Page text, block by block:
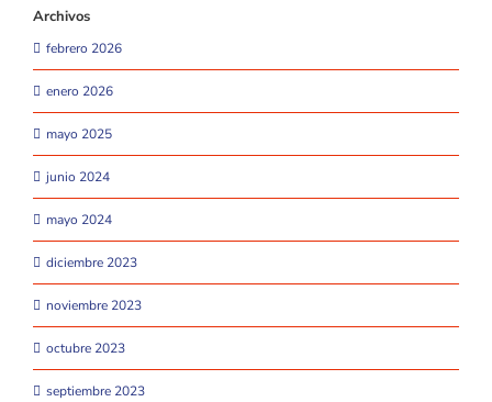
Archivos
febrero 2026
enero 2026
mayo 2025
junio 2024
mayo 2024
diciembre 2023
noviembre 2023
octubre 2023
septiembre 2023